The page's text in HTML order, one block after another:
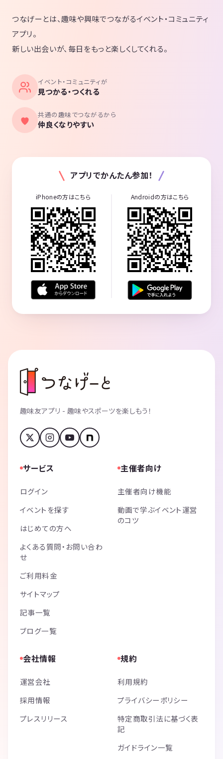
つなげーとは、趣味や興味でつながるイベント・コミュニティ
アプリ。
新しい出会いが、毎日をもっと楽しくしてくれる。
イベント・コミュニティが
見つかる・つくれる
共通の趣味でつながるから
仲良くなりやすい
アプリでかんたん参加！
iPhoneの方はこちら Androidの方はこちら
趣味友アプリ - 趣味やスポーツを楽しもう！
サービス
ログイン
イベントを探す
はじめての方へ
よくある質問・お問い合わ
せ
ご利用料金
サイトマップ
記事一覧
ブログ一覧
主催者向け
主催者向け機能
動画で学ぶイベント運営
のコツ
会社情報
運営会社
採用情報
プレスリリース
規約
利用規約
プライバシーポリシー
特定商取引法に基づく表
記
ガイドライン一覧